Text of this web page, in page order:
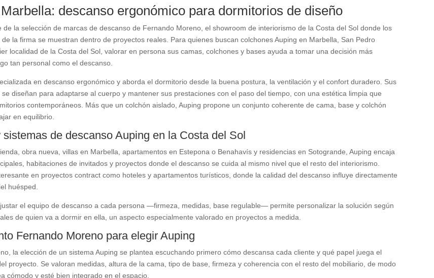
descanso ergonómico para dormitorios de diseño
de la selección de marcas de descanso de Fernando Moreno, el showroom de interiorismo de la Costa del Sol donde los
la firma se muestran dentro de proyectos reales. Para quienes buscan colchones Auping en Marbella, San Pedro
localidad de la Costa del Sol, valorar en persona sus camas, colchones y bases ayuda a tomar una decisión más
tan personal como el descanso.
en descanso ergonómico y aborda el dormitorio desde la buena postura, la ventilación y el confort duradero. Sus
diseñan para adaptarse al cuerpo y mantener sus prestaciones con el paso del tiempo, con una estética limpia que
contemporáneos. Más que un colchón aislado, Auping propone un conjunto coherente de cama, base y colchón
en equilibrio.
de descanso Auping en la Costa del Sol
obra nueva, villas en Marbella, apartamentos en Estepona o Benahavís y residencias en Sotogrande, Auping encaja
habitaciones de invitados y proyectos donde el descanso se cuida al mismo nivel que el resto del interiorismo.
en proyectos contract como hoteles y apartamentos turísticos, donde la calidad del descanso influye directamente
huésped.
el equipo de descanso a cada persona —firmeza, medidas, base regulable— permite personalizar la solución según
de quien va a dormir en ella, un aspecto especialmente valorado en proyectos a medida.
Fernando Moreno para elegir Auping
la elección de un sistema Auping se plantea escuchando primero cómo descansa cada cliente y qué papel juega el
proyecto. Se valoran medidas, altura de la cama, tipo de base, firmeza y coherencia con el resto del mobiliario, de modo
cómodo y esté bien integrado en el espacio.